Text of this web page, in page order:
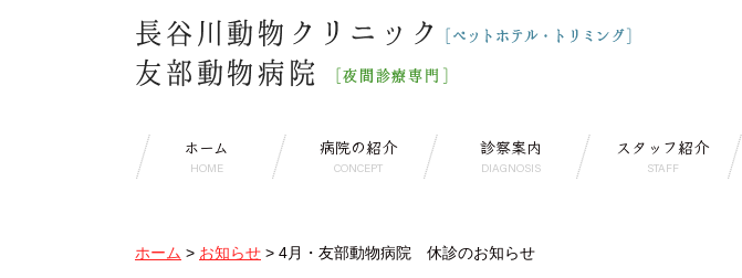
ホーム
HOME
病院の紹介
CONCEPT
診察案内
DIAGNOSIS
スタッフ紹介
STAFF
ホーム > お知らせ > 4月・友部動物病院 休診のお知らせ